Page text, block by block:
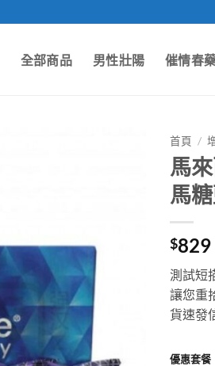
全部商品 男性壯陽 催情春
首頁 /
馬
馬
$829
測試短
讓您重
貨速發
優惠套餐